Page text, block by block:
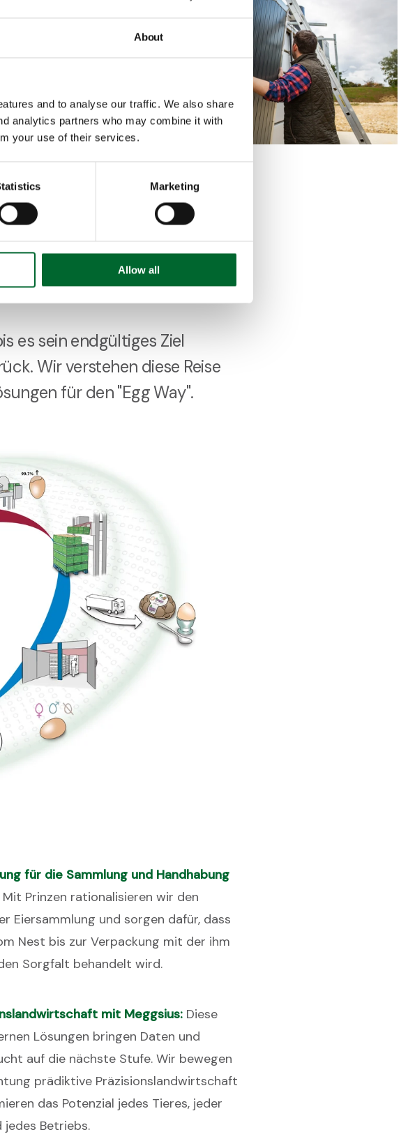
About
and to analyse our traffic. We also share
analytics partners who may combine it with
your use of their services.
Marketing
Allow all
es sein endgültiges Ziel
Wir verstehen diese Reise
für den "Egg Way".
für die Sammlung und Handhabung
Mit Prinzen rationalisieren wir den
Eiersammlung und sorgen dafür, dass
Nest bis zur Verpackung mit der ihm
Sorgfalt behandelt wird.
mit Meggsius: Diese
Lösungen bringen Daten und
auf die nächste Stufe. Wir bewegen
prädiktive Präzisionslandwirtschaft
das Potenzial jedes Tieres, jeder
jedes Betriebs.